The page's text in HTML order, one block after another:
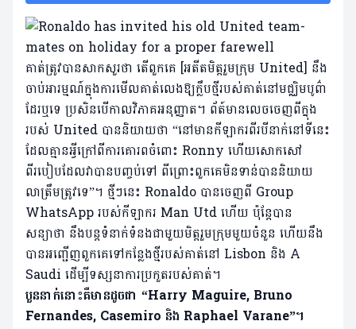
គាត់ត្រូវបានសាកសួរថា តើពួកគេ [អតីតមិត្តរួមក្រុម United] នឹង
ចាប់អារម្មណ៍ក្នុងការមើលគាត់លេងឱ្យក្លឹបថ្មីរបស់គាត់នៅមជ្ឈិមបូព៌ា
ដែរឬទេ ប្រសិនបើកាលវិភាគអនុញ្ញាត។ ព័ត៍មានលេចចេញពីក្នុង
របស់ United បាននិយាយថា “នៅមានកីឡាករពីរបីនាក់នៅទីនេះ
ដែលគ្មានអ្វីក្រៅពីការគោរពចំពោះ Ronny ហើយសោកសៅ
ពីរបៀបដែលវាបានបញ្ចប់ទៅ ពីព្រោះពួកគេមិនទាន់បាននិយាយ
លាត្រឹមត្រូវទេ”។ ថ្មីៗនេះ Ronaldo បានចេញពី Group
WhatsApp របស់កីឡាករ Man Utd ហើយ ប៉ុន្តែបាន
សន្យាថា នឹងបន្តទំនាក់ទំនងជាមួយមិត្តរួមក្រុមមួយចំនួន ហើយនឹង
បានអញ្ជើញពួកគេទៅកន្លែងថ្មីរបស់គាត់នៅ Lisbon និង A
Saudi ដើម្បីទស្សនាការប្រកួតរបស់គាត់។
បួននាក់នោះគឺមានដូចជា “Harry Maguire, Bruno
Fernandes, Casemiro និង Raphael Varane”។